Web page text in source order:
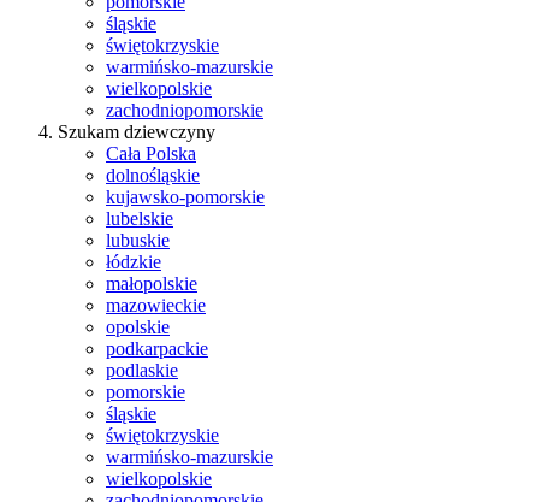
śląskie
świętokrzyskie
warmińsko-mazurskie
wielkopolskie
zachodniopomorskie
Szukam dziewczyny
Cała Polska
dolnośląskie
kujawsko-pomorskie
lubelskie
lubuskie
łódzkie
małopolskie
mazowieckie
opolskie
podkarpackie
podlaskie
pomorskie
śląskie
świętokrzyskie
warmińsko-mazurskie
wielkopolskie